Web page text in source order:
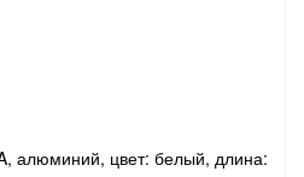
алюминий, цвет: белый, длина: